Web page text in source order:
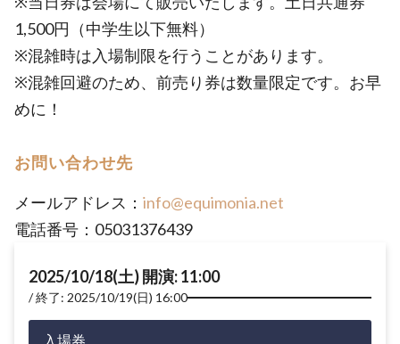
1,500円（中学生以下無料）
※混雑時は入場制限を行うことがあります。
※混雑回避のため、前売り券は数量限定です。お早
めに！
お問い合わせ先
メールアドレス： info@equimonia.net
電話番号：05031376439
2025/10/18(土) 開演: 11:00
終了: 2025/10/19(日) 16:00
入場券